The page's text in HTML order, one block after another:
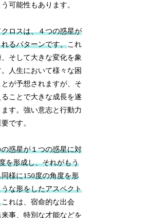
可能性もあります。
ロスは、４つの惑星が
るパターンです。これ
そして大きな変化を象
人生において様々な困
が予想されますが、そ
ことで大きな成長を遂
す。強い意志と行動力
です。
惑星が１つの惑星に対
を形成し、それがもう
様に150度の角度を形
な形をしたアスペクト
これは、宿命的な出会
事、特別な才能などを